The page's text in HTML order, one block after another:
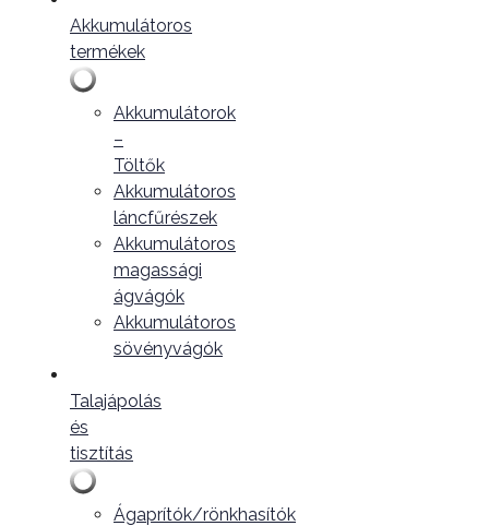
Akkumulátoros
termékek
Akkumulátorok
–
Töltők
Akkumulátoros
láncfűrészek
Akkumulátoros
magassági
ágvágók
Akkumulátoros
sövényvágók
Talajápolás
és
tisztítás
Ágaprítók/rönkhasítók